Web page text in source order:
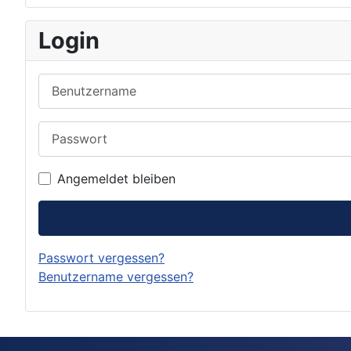
Login
Angemeldet bleiben
Passwort vergessen?
Benutzername vergessen?